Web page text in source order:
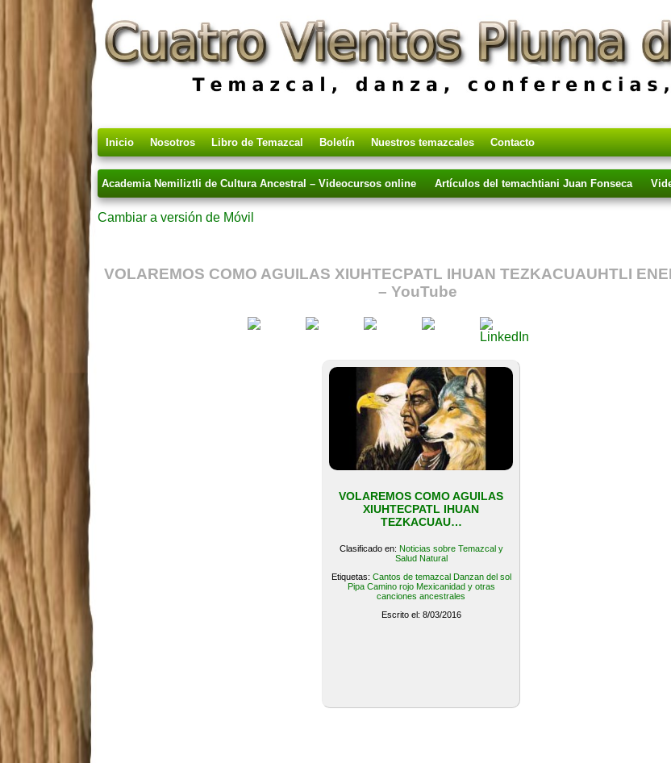
Inicio Nosotros Libro de Temazcal Boletín Nuestros temazcales Contacto
Academia Nemiliztli de Cultura Ancestral – Videocursos online Artículos del temachtiani Juan Fonseca
Cambiar a versión de Móvil
VOLAREMOS COMO AGUILAS XIUHTECPATL IHUAN TEZKACUAUHTLI
– YouTube
VOLAREMOS COMO AGUILAS
XIUHTECPATL IHUAN
TEZKACUAU…
Clasificado en: Noticias sobre Temazcal y
Salud Natural
Etiquetas: Cantos de temazcal Danzan del sol
Pipa Camino rojo Mexicanidad y otras
canciones ancestrales
Escrito el: 8/03/2016